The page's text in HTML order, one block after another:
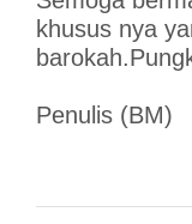
khusus nya
Penulis (BM)